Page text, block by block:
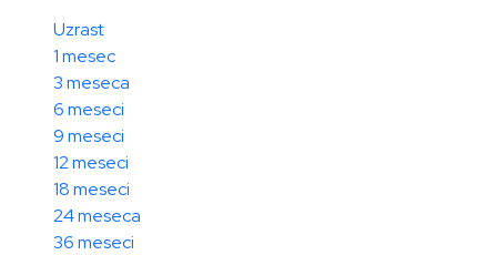
Uzrast
1 mesec
3 meseca
6 meseci
9 meseci
12 meseci
18 meseci
24 meseca
36 meseci